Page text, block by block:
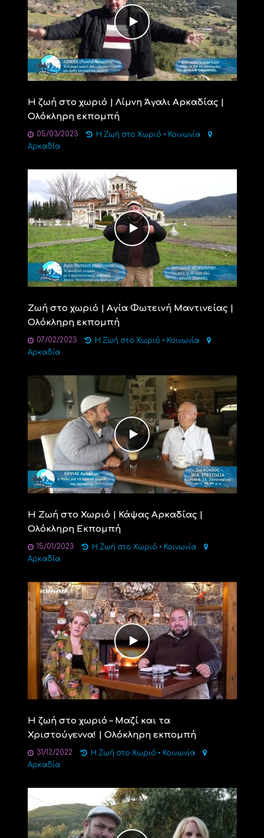
Η ζωή στο χωριό | Λίμνη Άγαλι Αρκαδίας |
Ολόκληρη εκπομπή
05/03/2023 Η Ζωή στο Χωριό • Κοινωνία
Αρκαδία
Ζωή στο χωριό | Αγία Φωτεινή Μαντινείας |
Ολόκληρη εκπομπή
07/02/2023 Η Ζωή στο Χωριό • Κοινωνία
Αρκαδία
Η Ζωή στο Χωριό | Κάψας Αρκαδίας |
Ολόκληρη Εκπομπή
15/01/2023 Η Ζωή στο Χωριό • Κοινωνία
Αρκαδία
Η ζωή στο χωριό – Μαζί και τα
Χριστούγεννα! | Ολόκληρη εκπομπή
31/12/2022 Η Ζωή στο Χωριό • Κοινωνία
Αρκαδία